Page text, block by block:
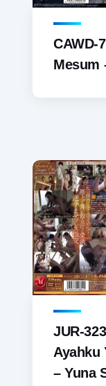
CAWD-
Mesum
JUR-
Ayahku
– Yuna